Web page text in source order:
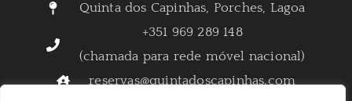
Quinta dos Capinhas, Porches, Lagoa
+351 969 289 148
(chamada para rede móvel nacional)
reservas@quintadoscapinhas.com